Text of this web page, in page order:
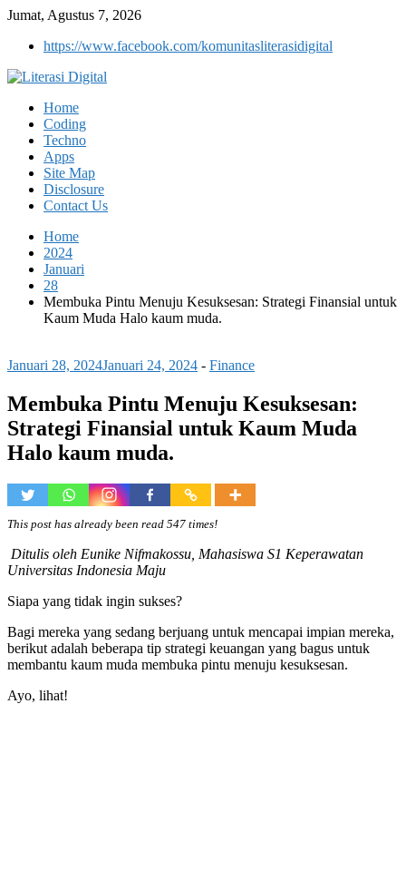
Jumat, Agustus 7, 2026
https://www.facebook.com/komunitasliterasidigital
Home
Coding
Techno
Apps
Site Map
Disclosure
Contact Us
Home
2024
Januari
28
Membuka Pintu Menuju Kesuksesan: Strategi Finansial untuk
Kaum Muda Halo kaum muda.
Januari 28, 2024Januari 24, 2024 - Finance
Membuka Pintu Menuju Kesuksesan:
Strategi Finansial untuk Kaum Muda
Halo kaum muda.
This post has already been read 547 times!
Ditulis oleh Eunike Nifmakossu, Mahasiswa S1 Keperawatan
Universitas Indonesia Maju
Siapa yang tidak ingin sukses?
Bagi mereka yang sedang berjuang untuk mencapai impian mereka,
berikut adalah beberapa tip strategi keuangan yang bagus untuk
membantu kaum muda membuka pintu menuju kesuksesan.
Ayo, lihat!